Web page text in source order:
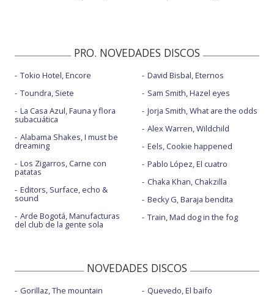
PRO. NOVEDADES DISCOS
Tokio Hotel, Encore
Toundra, Siete
La Casa Azul, Fauna y flora
subacuática
Alabama Shakes, I must be
dreaming
Los Zigarros, Carne con
patatas
Editors, Surface, echo &
sound
Arde Bogotá, Manufacturas
del club de la gente sola
David Bisbal, Eternos
Sam Smith, Hazel eyes
Jorja Smith, What are the odds
Alex Warren, Wildchild
Eels, Cookie happened
Pablo López, El cuatro
Chaka Khan, Chakzilla
Becky G, Baraja bendita
Train, Mad dog in the fog
NOVEDADES DISCOS
Gorillaz, The mountain
Quevedo, El baifo